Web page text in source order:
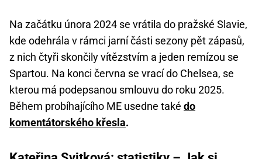
Na začátku února 2024 se vrátila do pražské Slavie,
kde odehrála v rámci jarní části sezony pět zápasů,
z nich čtyři skončily vítězstvím a jeden remízou se
Spartou. Na konci června se vrací do Chelsea, se
kterou má podepsanou smlouvu do roku 2025.
Během probíhajícího ME usedne také do
komentátorského křesla.